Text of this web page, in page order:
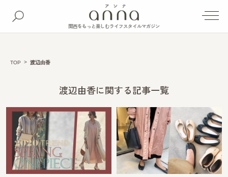
関西をもっと楽しむライフスタイルマガジン
TOP 渡辺由香
渡辺由香に関する記事一覧